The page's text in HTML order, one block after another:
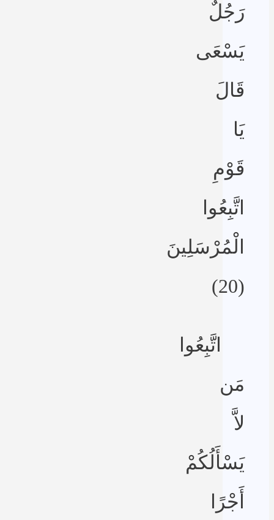
رَجُلٌ
يَسْعَى
قَالَ
يَا
قَوْمِ
اتَّبِعُوا
الْمُرْسَلِينَ
(20)
اتَّبِعُوا
مَن
لاَّ
يَسْأَلُكُمْ
أَجْرًا